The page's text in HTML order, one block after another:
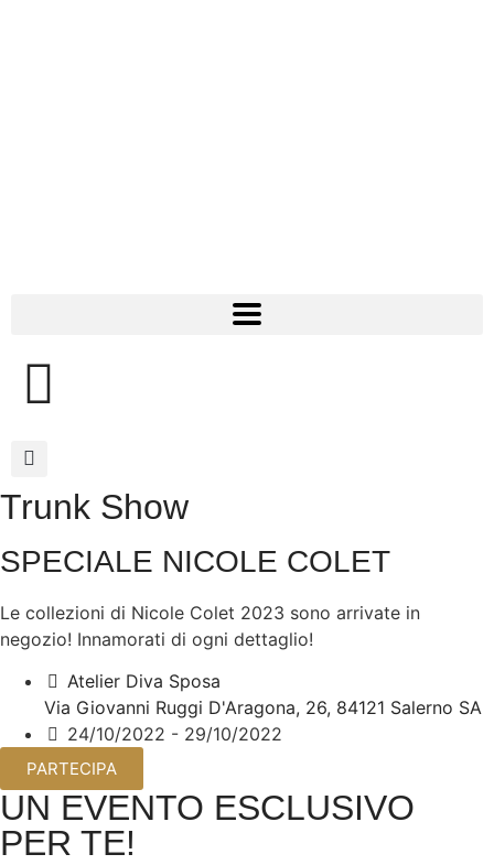
Trunk Show
SPECIALE NICOLE COLET
Le collezioni di Nicole Colet 2023 sono arrivate in
negozio! Innamorati di ogni dettaglio!
Atelier Diva Sposa
Via Giovanni Ruggi D'Aragona, 26, 84121 Salerno SA
24/10/2022 - 29/10/2022
PARTECIPA
UN EVENTO ESCLUSIVO
PER TE!